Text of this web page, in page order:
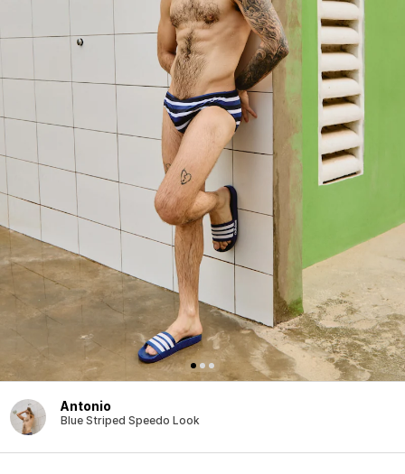
Antonio
Blue Striped Speedo Look